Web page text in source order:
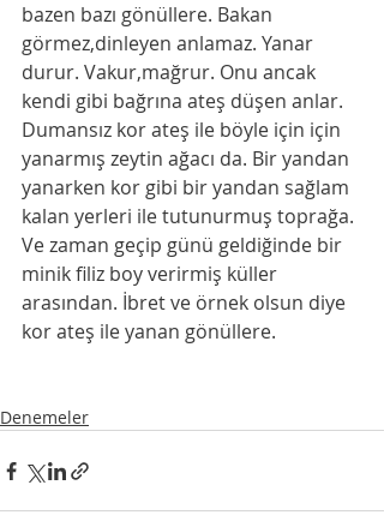
bazen bazı gönüllere. Bakan
görmez,dinleyen anlamaz. Yanar
durur. Vakur,mağrur. Onu ancak
kendi gibi bağrına ateş düşen anlar.
Dumansız kor ateş ile böyle için için
yanarmış zeytin ağacı da. Bir yandan
yanarken kor gibi bir yandan sağlam
kalan yerleri ile tutunurmuş toprağa.
Ve zaman geçip günü geldiğinde bir
minik filiz boy verirmiş küller
arasından. İbret ve örnek olsun diye
kor ateş ile yanan gönüllere.
Denemeler